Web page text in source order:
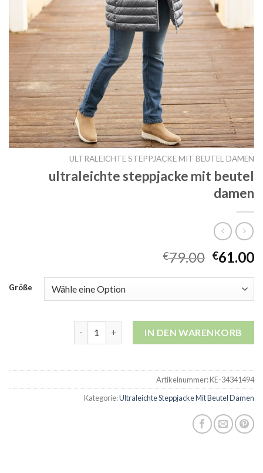
ULTRALEICHTE STEPPJACKE MIT BEUTEL DAMEN
ultraleichte steppjacke mit beutel
damen
€79.00 €61.00
Größe
IN DEN WARENKORB
Artikelnummer:KE-34341494
Kategorie:Ultraleichte Steppjacke Mit Beutel Damen